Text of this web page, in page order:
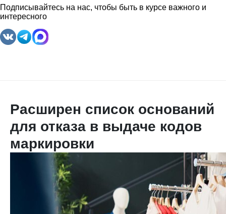
Подписывайтесь на нас, чтобы быть в курсе важного и
интересного
Расширен список оснований
для отказа в выдаче кодов
маркировки